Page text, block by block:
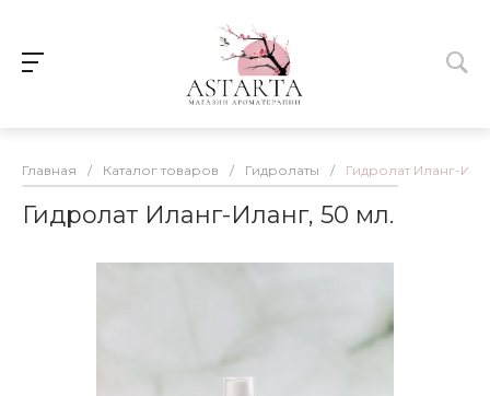
Главная / Каталог товаров / Гидролаты / Гидролат Иланг-
Гидролат Иланг-Иланг, 50 мл.